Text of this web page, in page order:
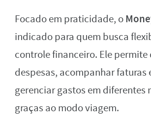
Focado em praticidade, o
indicado para quem busca
controle financeiro. Ele
despesas, acompanhar faturas
gerenciar gastos em diferentes
graças ao modo viagem.